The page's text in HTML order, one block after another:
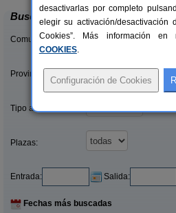
Buscar
Comunidades:
Provincias/Islas:
Tipo alquiler:
Plazas:
Entrada: Salida:
Fechas más buscadas
desactivarlas por completo
elegir su activación/desactivación
Cookies”. Más información en
COOKIES.